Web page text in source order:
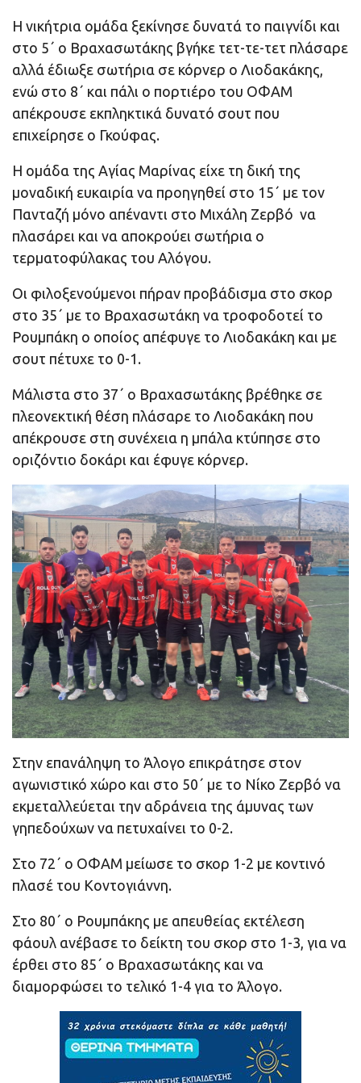
Η νικήτρια ομάδα ξεκίνησε δυνατά το παιγνίδι και
στο 5΄ ο Βραχασωτάκης βγήκε τετ-τε-τετ πλάσαρε
αλλά έδιωξε σωτήρια σε κόρνερ ο Λιοδακάκης,
ενώ στο 8΄ και πάλι ο πορτιέρο του ΟΦΑΜ
απέκρουσε εκπληκτικά δυνατό σουτ που
επιχείρησε ο Γκούφας.
Η ομάδα της Αγίας Μαρίνας είχε τη δική της
μοναδική ευκαιρία να προηγηθεί στο 15΄ με τον
Πανταζή μόνο απέναντι στο Μιχάλη Ζερβό να
πλασάρει και να αποκρούει σωτήρια ο
τερματοφύλακας του Αλόγου.
Οι φιλοξενούμενοι πήραν προβάδισμα στο σκορ
στο 35΄ με το Βραχασωτάκη να τροφοδοτεί το
Ρουμπάκη ο οποίος απέφυγε το Λιοδακάκη και με
σουτ πέτυχε το 0-1.
Μάλιστα στο 37΄ ο Βραχασωτάκης βρέθηκε σε
πλεονεκτική θέση πλάσαρε το Λιοδακάκη που
απέκρουσε στη συνέχεια η μπάλα κτύπησε στο
οριζόντιο δοκάρι και έφυγε κόρνερ.
Στην επανάληψη το Άλογο επικράτησε στον
αγωνιστικό χώρο και στο 50΄ με το Νίκο Ζερβό να
εκμεταλλεύεται την αδράνεια της άμυνας των
γηπεδούχων να πετυχαίνει το 0-2.
Στο 72΄ ο ΟΦΑΜ μείωσε το σκορ 1-2 με κοντινό
πλασέ του Κοντογιάννη.
Στο 80΄ ο Ρουμπάκης με απευθείας εκτέλεση
φάουλ ανέβασε το δείκτη του σκορ στο 1-3, για να
έρθει στο 85΄ ο Βραχασωτάκης και να
διαμορφώσει το τελικό 1-4 για το Άλογο.